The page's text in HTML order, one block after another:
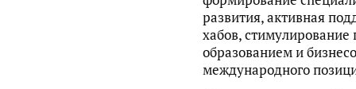
развития, активная
хабов, стимулирование
образованием и
международного